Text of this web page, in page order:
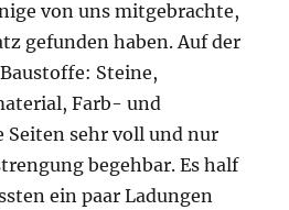
von uns mitgebrachte,
gefunden haben. Auf der
Steine,
Farb- und
Seiten sehr voll und nur
begehbar. Es half
ein paar Ladungen